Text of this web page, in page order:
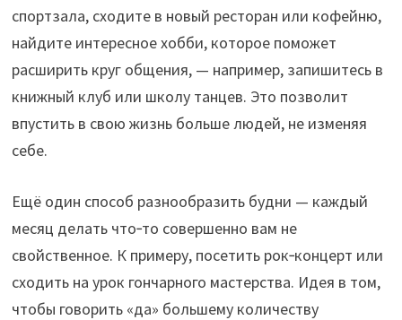
спортзала, сходите в новый ресторан или кофейню,
найдите интересное хобби, которое поможет
расширить круг общения, — например, запишитесь в
книжный клуб или школу танцев. Это позволит
впустить в свою жизнь больше людей, не изменяя
себе.
Ещё один способ разнообразить будни — каждый
месяц делать что‑то совершенно вам не
свойственное. К примеру, посетить рок‑концерт или
сходить на урок гончарного мастерства. Идея в том,
чтобы говорить «да» большему количеству